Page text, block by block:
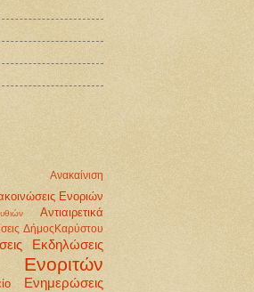
Ανακαίνιση
Ενοριών
Αντιαιρετικά
ΔήμοςΚαρύστου
Εκδηλώσεις
Ενημερώσεις